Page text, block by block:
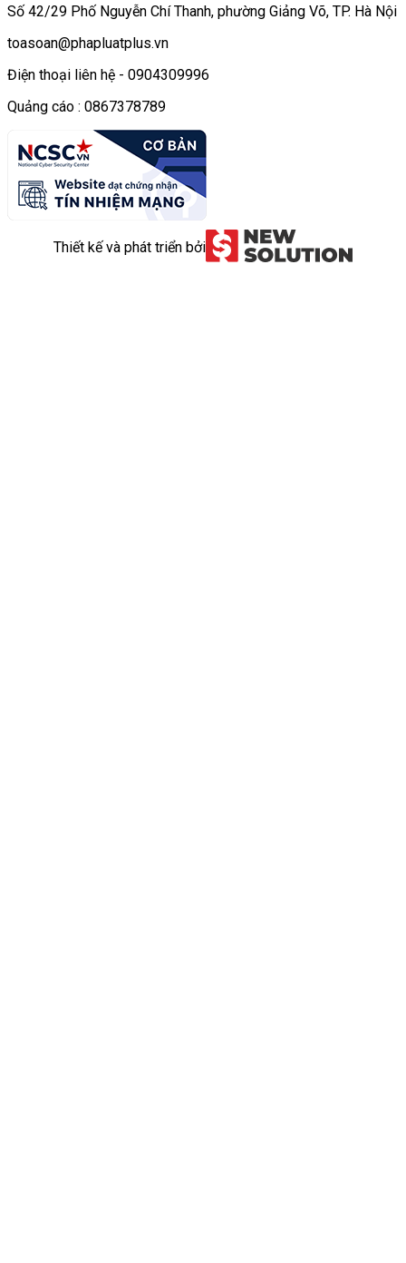
Số 42/29 Phố Nguyễn Chí Thanh, phường Giảng Võ, TP. Hà Nội
toasoan@phapluatplus.vn
Điện thoại liên hệ - 0904309996
Quảng cáo : 0867378789
Thiết kế và phát triển bởi